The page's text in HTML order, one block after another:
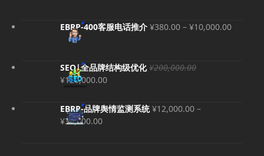
EBRP-400客服电话推介 ¥380.00 – ¥10,000.00价
SEO|全品牌结构级优化 ¥200,000.00
原
为：
¥200,000.00。
¥120,000.00当
价
格
EBRP-品牌舆情监测系统 ¥12,000.00 –
¥36,000.00价